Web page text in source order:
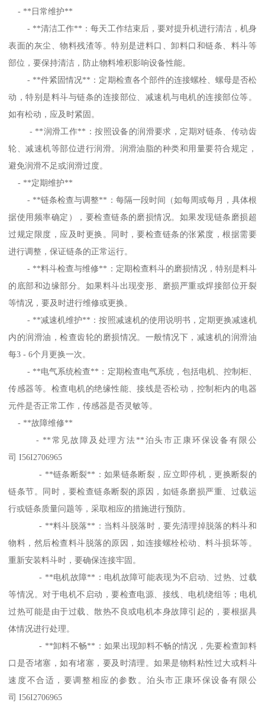
- **日常维护**
- **清洁工作**：每天工作结束后，要对提升机进行清洁，机身
表面的灰尘、物料残渣等。特别是进料口、卸料口和链条、料斗等
部位，要保持清洁，防止物料堆积影响设备性能。
- **件紧固情况**：定期检查各个部件的连接螺栓、螺母是否松
动，特别是料斗与链条的连接部位、减速机与电机的连接部位等。
如有松动，应及时紧固。
- **润滑工作**：按照设备的润滑要求，定期对链条、传动齿
轮、减速机等部位进行润滑。润滑油脂的种类和用量要符合规定，
避免润滑不足或润滑过度。
- **定期维护**
- **链条检查与调整**：每隔一段时间（如每周或每月，具体根
据使用频率确定），要检查链条的磨损情况。如果发现链条磨损超
过规定限度，应及时更换。同时，要检查链条的张紧度，根据需要
进行调整，保证链条的正常运行。
- **料斗检查与维修**：定期检查料斗的磨损情况，特别是料斗
的底部和边缘部分。如果料斗出现变形、磨损严重或焊接部位开裂
等情况，要及时进行维修或更换。
- **减速机维护**：按照减速机的使用说明书，定期更换减速机
内的润滑油，检查齿轮的磨损情况。一般情况下，减速机的润滑油
每3 - 6个月更换一次。
- **电气系统检查**：定期检查电气系统，包括电机、控制柜、
传感器等。检查电机的绝缘性能、接线是否松动，控制柜内的电器
元件是否正常工作，传感器是否灵敏等。
- **故障维修**
- **常见故障及处理方法**泊头市正康环保设备有限公
司 I56I2706965
- **链条断裂**：如果链条断裂，应立即停机，更换断裂的
链条节。同时，要检查链条断裂的原因，如链条磨损严重、过载运
行或链条质量问题等，采取相应的措施进行预防。
- **料斗脱落**：当料斗脱落时，要先清理掉脱落的料斗和
物料，然后检查料斗脱落的原因，如连接螺栓松动、料斗损坏等。
重新安装料斗时，要确保连接牢固。
- **电机故障**：电机故障可能表现为不启动、过热、过载
等情况。对于电机不启动，要检查电源、接线、电机绕组等；电机
过热可能是由于过载、散热不良或电机本身故障引起的，要根据具
体情况进行处理。
- **卸料不畅**：如果出现卸料不畅的情况，先要检查卸料
口是否堵塞，如有堵塞，要及时清理。如果是物料粘性过大或料斗
速度不合适，要调整相应的参数。泊头市正康环保设备有限公
司 I56I2706965